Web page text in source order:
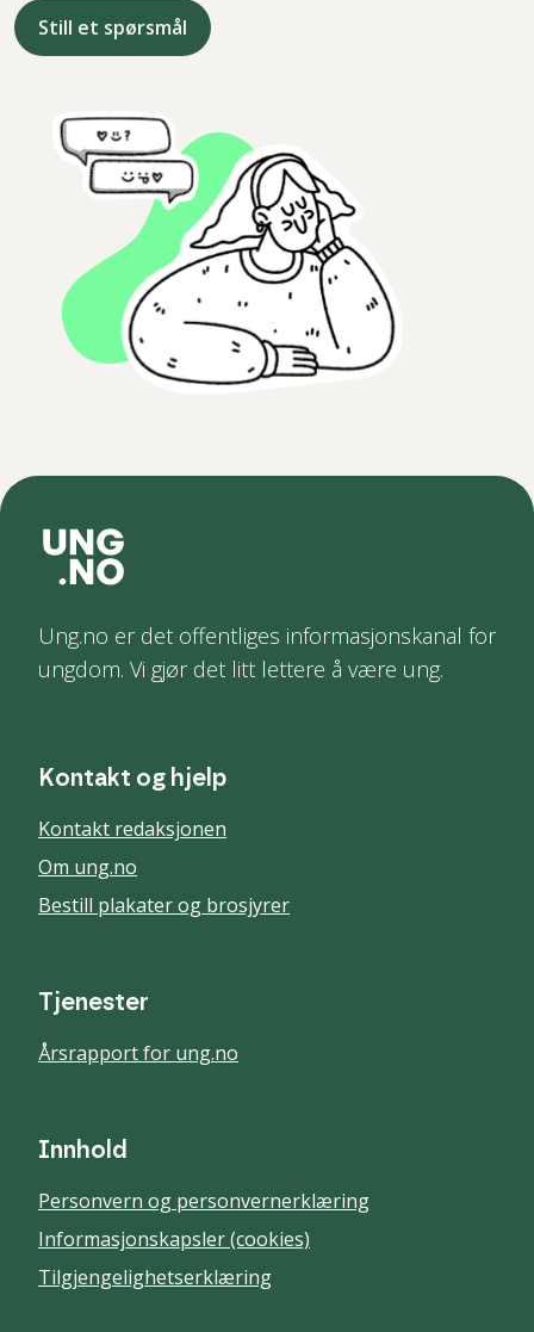
Still et spørsmål
Ung.no er det offentliges informasjonskanal for
ungdom. Vi gjør det litt lettere å være ung.
Kontakt og hjelp
Kontakt redaksjonen
Om ung.no
Bestill plakater og brosjyrer
Tjenester
Årsrapport for ung.no
Innhold
Personvern og personvernerklæring
Informasjonskapsler (cookies)
Tilgjengelighetserklæring